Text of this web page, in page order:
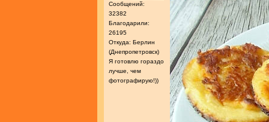
Сообщений:
32382
Благодарили:
26195
Откуда: Берлин
(Днепропетровск)
Я готовлю гораздо
лучше, чем
фотографирую!))